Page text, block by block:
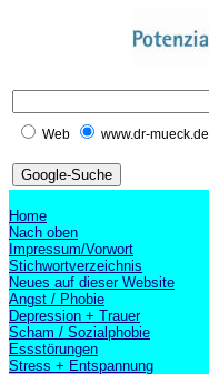
Web www.dr-mueck.de
Home
Nach oben
Impressum/Vorwort
Stichwortverzeichnis
Neues auf dieser Website
Angst / Phobie
Depression + Trauer
Scham / Sozialphobie
Essstörungen
Stress + Entspannung